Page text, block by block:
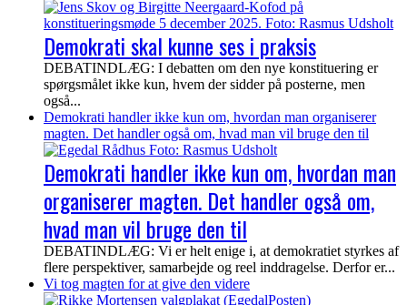
Demokrati skal kunne ses i praksis
DEBATINDLÆG: I debatten om den nye konstituering er
spørgsmålet ikke kun, hvem der sidder på posterne, men
også...
Demokrati handler ikke kun om, hvordan man organiserer
magten. Det handler også om, hvad man vil bruge den til
Demokrati handler ikke kun om, hvordan man
organiserer magten. Det handler også om,
hvad man vil bruge den til
DEBATINDLÆG: Vi er helt enige i, at demokratiet styrkes af
flere perspektiver, samarbejde og reel inddragelse. Derfor er...
Vi tog magten for at give den videre